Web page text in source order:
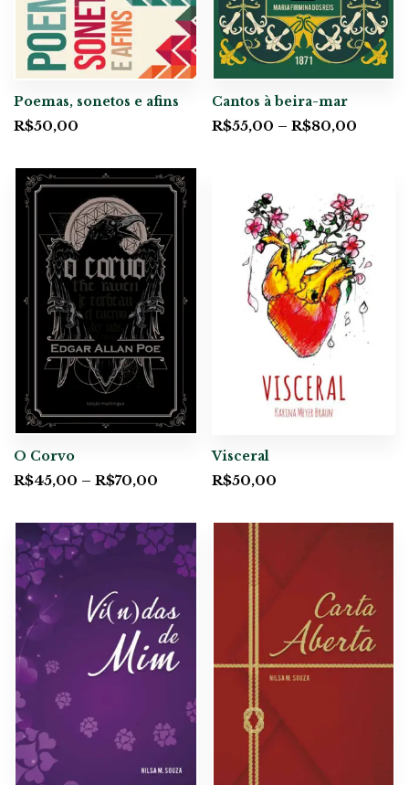
Poemas, sonetos e afins
R$50,00
Cantos à beira-mar
R$55,00 – R$80,00
O Corvo
R$45,00 – R$70,00
Visceral
R$50,00